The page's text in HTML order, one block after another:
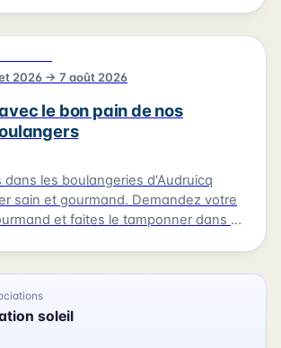
mettra à
équilibré, sain et aux saveurs
petits et les plus grands. Vous
au 03 21 00 83 83. Le
est disponible sur le site
L'événement aura lieu le 17/07/2026.
2026 → 7 août 2026
le bon pain de nos
dans les boulangeries d'Audruicq
sain et gourmand. Demandez votre
et faites le tamponner dans 3
Thomas, toutes situées à Audruicq.
visiter Boulangerie Thédrel
Fournil des Deux Églises à Vieille-
soleil